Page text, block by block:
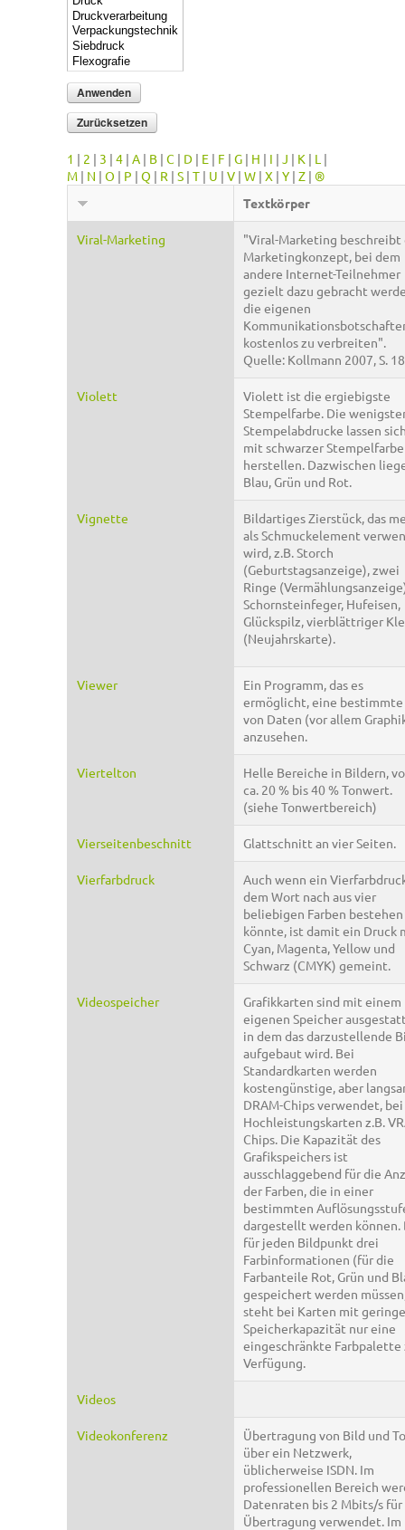
1 | 2 | 3 | 4 | A | B | C | D | E | F | G | H | I | J | K | L |
M | N | O | P | Q | R | S | T | U | V | W | X | Y | Z | ®
Textkörper
Viral-Marketing
"Viral-Marketing beschreibt
Marketingkonzept, bei dem
andere Internet-Teilnehmer
gezielt dazu gebracht
die eigenen
kostenlos zu verbreiten".
Quelle: Kollmann 2007, S.
Violett
Violett ist die ergiebigste
Stempelfarbe. Die
Stempelabdrucke lassen
mit schwarzer Stempelfarbe
herstellen. Dazwischen
Blau, Grün und Rot.
Vignette
Bildartiges Zierstück, das
als Schmuckelement
wird, z.B. Storch
(Geburtstagsanzeige), zwei
Ringe
Schornsteinfeger, Hufeisen,
Glückspilz, vierblättriger
(Neujahrskarte).
Viewer
Ein Programm, das es
ermöglicht, eine
von Daten (vor allem
anzusehen.
Viertelton
Helle Bereiche in Bildern,
ca. 20 % bis 40 % Tonwert.
(siehe Tonwertbereich)
Vierseitenbeschnitt Glattschnitt an vier Seiten.
Vierfarbdruck
Auch wenn ein
dem Wort nach aus vier
beliebigen Farben bestehen
könnte, ist damit ein Druck
Cyan, Magenta, Yellow und
Schwarz (CMYK) gemeint.
Videospeicher
Grafikkarten sind mit einem
eigenen Speicher
in dem das darzustellende
aufgebaut wird. Bei
Standardkarten werden
kostengünstige, aber
DRAM-Chips verwendet, bei
Hochleistungskarten z.B.
Chips. Die Kapazität des
Grafikspeichers ist
ausschlaggebend für die
der Farben, die in einer
bestimmten
dargestellt werden können.
für jeden Bildpunkt drei
Farbinformationen (für die
Farbanteile Rot, Grün und
gespeichert werden
steht bei Karten mit
Speicherkapazität nur eine
eingeschränkte Farbpalette
Verfügung.
Videos
Videokonferenz
Übertragung von Bild und
über ein Netzwerk,
üblicherweise ISDN. Im
professionellen Bereich
Datenraten bis 2 Mbits/s
Übertragung verwendet. Im